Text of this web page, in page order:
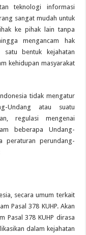
teknologi informasi
sangat mudah untuk
ke pihak lain tanpa
mengancam hak
satu bentuk kejahatan
kehidupan masyarakat
tidak mengatur
Undang atau suatu
regulasi mengenai
beberapa Undang-
peraturan perundang-
secara umum terkait
Pasal 378 KUHP. Akan
Pasal 378 KUHP dirasa
dalam kejahatan